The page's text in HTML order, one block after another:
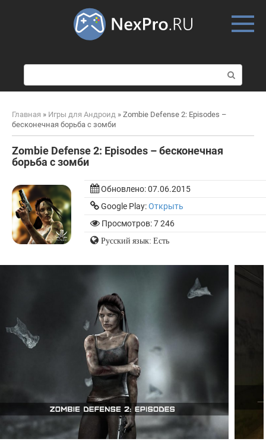
о
и
к
Главная » Игры для Андроид » Zombie Defense 2: Episodes –
бесконечная борьба с зомби
Zombie Defense 2: Episodes – бесконечная
борьба с зомби
Обновлено:07.06.2015
Google Play:Открыть
Просмотров: 7 246
Русский язык: Есть